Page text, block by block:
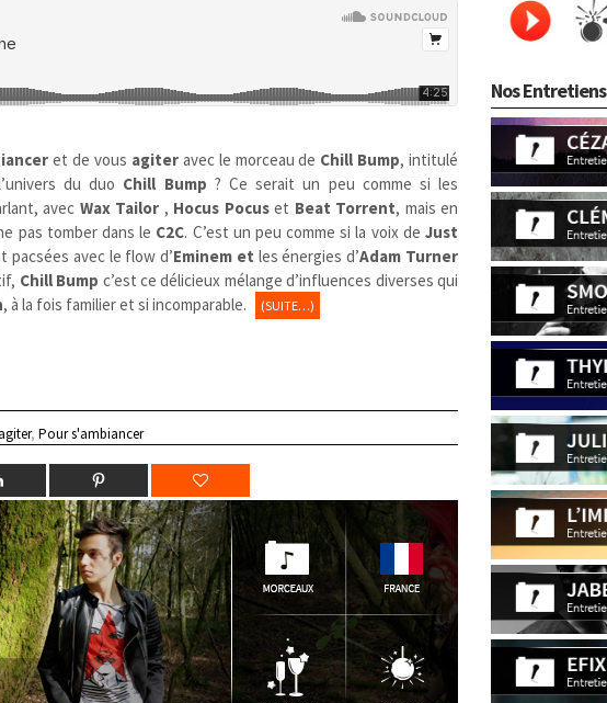
et de vous agiteravec le morceau de Chill Bump, intitulé
du duo Chill Bump ? Ce serait un peu comme si les
avec Wax Tailor , Hocus Pocuset Beat Torrent, mais en
pas tomber dans le C2C. C’est un peu comme si la voix deJust
pacsées avec le flow d’Eminem et les énergies d’Adam Turner
Chill Bump c’est ce délicieux mélange d’influences diverses qui
, à la fois familier et si incomparable. (SUITE…)
,Pour s'ambiancer
Nos Entretiens